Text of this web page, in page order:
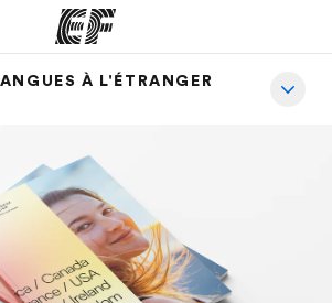
À L'ÉTRANGER